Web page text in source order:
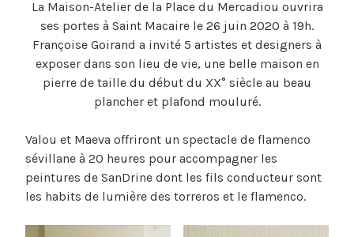
La Maison-Atelier de la Place du Mercadiou ouvrira
ses portes à Saint Macaire le 26 juin 2020 à 19h.
Françoise Goirand a invité 5 artistes et designers à
exposer dans son lieu de vie, une belle maison en
pierre de taille du début du XX° siècle au beau
plancher et plafond mouluré.
Valou et Maeva offriront un spectacle de flamenco
sévillane à 20 heures pour accompagner les
peintures de SanDrine dont les fils conducteur sont
les habits de lumière des torreros et le flamenco.